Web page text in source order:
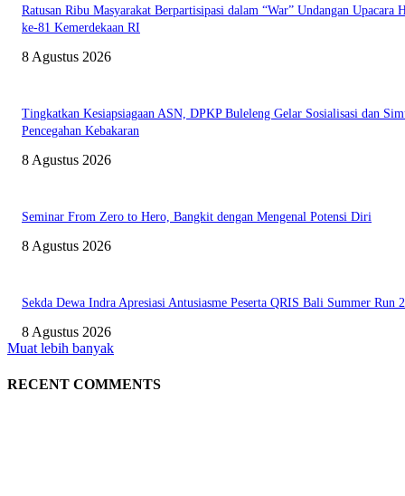
Ratusan Ribu Masyarakat Berpartisipasi dalam “War” Undangan Upacara
ke-81 Kemerdekaan RI
8 Agustus 2026
Tingkatkan Kesiapsiagaan ASN, DPKP Buleleng Gelar Sosialisasi dan
Pencegahan Kebakaran
8 Agustus 2026
Seminar From Zero to Hero, Bangkit dengan Mengenal Potensi Diri
8 Agustus 2026
Sekda Dewa Indra Apresiasi Antusiasme Peserta QRIS Bali Summer Run
8 Agustus 2026
Muat lebih banyak
RECENT COMMENTS